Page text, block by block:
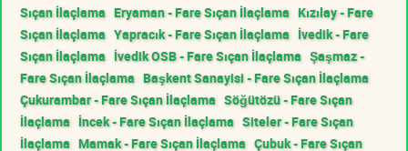
Sıçan İlaçlama Eryaman - Fare Sıçan İlaçlama Kızılay - Fare
Sıçan İlaçlama Yapracık - Fare Sıçan İlaçlama İvedik - Fare
Sıçan İlaçlama İvedik OSB - Fare Sıçan İlaçlama Şaşmaz -
Fare Sıçan İlaçlama Başkent Sanayisi - Fare Sıçan İlaçlama
Çukurambar - Fare Sıçan İlaçlama Söğütözü - Fare Sıçan
İlaçlama İncek - Fare Sıçan İlaçlama Siteler - Fare Sıçan
İlaçlama Mamak - Fare Sıçan İlaçlama Çubuk - Fare Sıçan